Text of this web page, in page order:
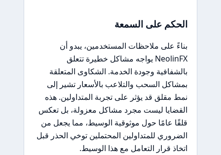
الحكم على السمعة
بناءً على ملاحظات المستخدمين، يبدو أن
NeolinFX يواجه مشاكل خطيرة تتعلق
بالشفافية وجودة الخدمة. الشكاوى المتعلقة
بمشاكل السحب والتلاعب بالأسعار تشير إلى
نمط مقلق قد يؤثر على تجربة المتداولين. هذه
القضايا ليست مجرد مشاكل معزولة، بل تعكس
قلقًا عامًا حول موثوقية الوسيط، مما يجعل من
الضروري للمتداولين المحتملين توخي الحذر قبل
اتخاذ قرار التعامل مع هذا الوسيط.